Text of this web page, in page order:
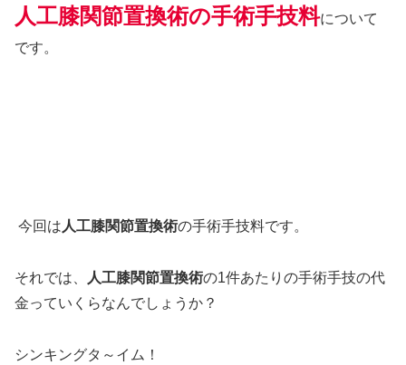
人工膝関節置換術の手術手技料について
です。
今回は 人工膝関節置換術の手術手技料です。
それでは、 人工膝関節置換術の1件あたりの手術手技の代
金っていくらなんでしょうか？
シンキングタ～イム！